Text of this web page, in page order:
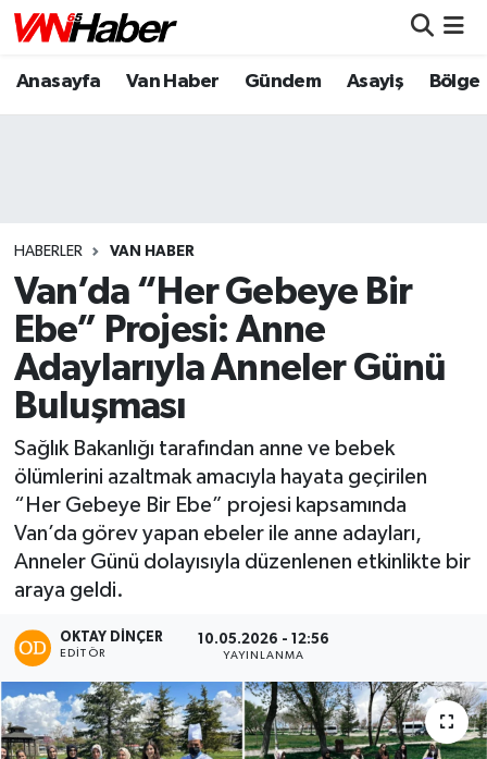
Anasayfa Van Haber Gündem Asayiş Bölge
HABERLER VAN HABER
Van’da “Her Gebeye Bir
Ebe” Projesi: Anne
Adaylarıyla Anneler Günü
Buluşması
Sağlık Bakanlığı tarafından anne ve bebek
ölümlerini azaltmak amacıyla hayata geçirilen
“Her Gebeye Bir Ebe” projesi kapsamında
Van’da görev yapan ebeler ile anne adayları,
Anneler Günü dolayısıyla düzenlenen etkinlikte bir
araya geldi.
OKTAY DİNÇER
EDITÖR
10.05.2026 - 12:56
YAYINLANMA
Nöbetçi Eczaneler
Puan Durumu ve Fikstür
Tüm Manşetler
Son Dakika Haberleri
Haber Arşivi